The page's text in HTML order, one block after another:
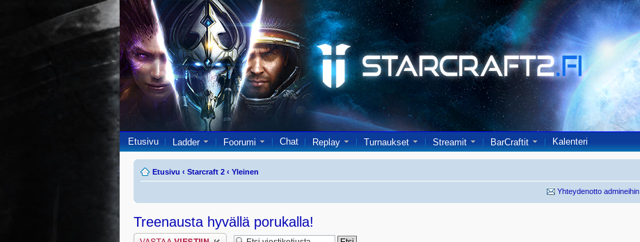
Etusivu Ladder Foorumi Chat Replay Turnaukset Streamit BarCraftit Kalenteri
Etusivu ‹ Starcraft 2 ‹ Yleinen
Yhteydenotto admineihin
Treenausta hyvällä porukalla!
Lähetä vastaus